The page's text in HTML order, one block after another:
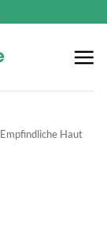
Empfindliche Haut